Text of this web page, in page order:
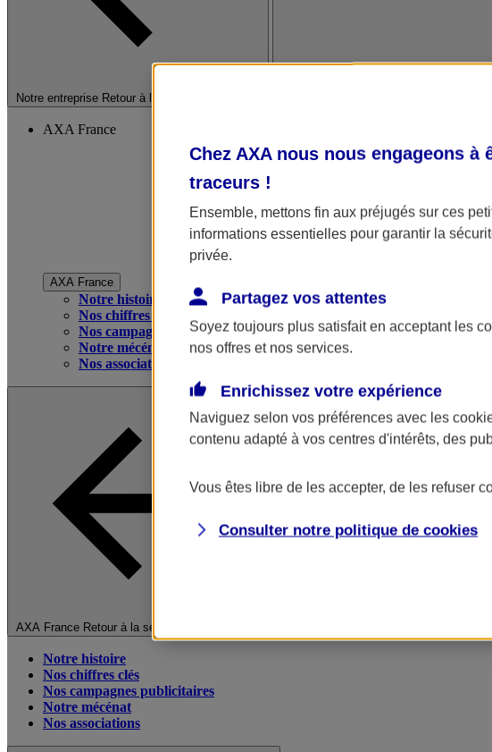
Notre entreprise Retour à la section précédente
AXA France
AXA France
Notre histoire
Nos chiffres clés
Nos campagnes publicitaires
Notre mécénat
Nos associations
AXA France Retour à la section précédente
Notre histoire
Nos chiffres clés
Nos campagnes publicitaires
Notre mécénat
Nos associations
Chez AXA nous nous engageons
traceurs !
Ensemble, mettons fin aux préjugés sur ces
informations essentielles pour garantir la
privée.
Partagez vos attentes
Soyez toujours plus satisfait en acceptant les
nos offres et nos services.
Enrichissez votre expérience
Naviguez selon vos préférences avec les
contenu adapté à vos centres d'intérêts, des
Vous êtes libre de les accepter, de les refuser
Consulter notre politique de cookies